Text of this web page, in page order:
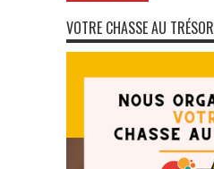
VOTRE CHASSE AU TRÉSOR